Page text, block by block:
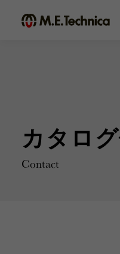
獣医科
他科
滅菌トレー
カタロ
Contact